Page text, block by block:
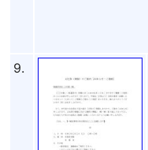
9.